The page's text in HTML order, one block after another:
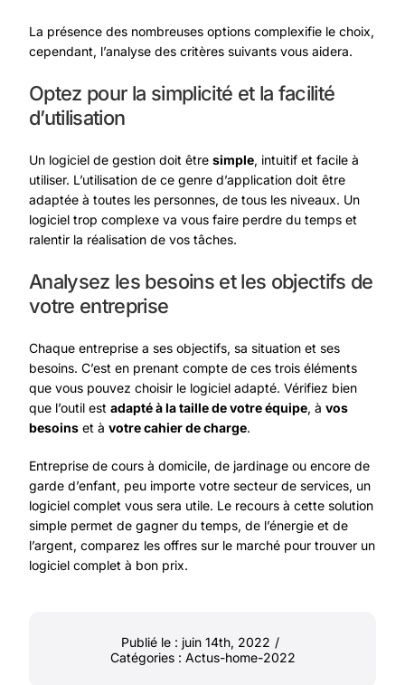
La présence des nombreuses options complexifie le choix,
cependant, l’analyse des critères suivants vous aidera.
Optez pour la simplicité et la facilité
d’utilisation
Un logiciel de gestion doit être simple, intuitif et facile à
utiliser. L’utilisation de ce genre d’application doit être
adaptée à toutes les personnes, de tous les niveaux. Un
logiciel trop complexe va vous faire perdre du temps et
ralentir la réalisation de vos tâches.
Analysez les besoins et les objectifs de
votre entreprise
Chaque entreprise a ses objectifs, sa situation et ses
besoins. C’est en prenant compte de ces trois éléments
que vous pouvez choisir le logiciel adapté. Vérifiez bien
que l’outil est adapté à la taille de votre équipe, à vos
besoinset à votre cahier de charge.
Entreprise de cours à domicile, de jardinage ou encore de
garde d’enfant, peu importe votre secteur de services, un
logiciel complet vous sera utile. Le recours à cette solution
simple permet de gagner du temps, de l’énergie et de
l’argent, comparez les offres sur le marché pour trouver un
logiciel complet à bon prix.
Publié le : juin 14th, 2022 /
Catégories : Actus-home-2022